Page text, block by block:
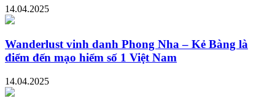
14.04.2025
Wanderlust vinh danh Phong Nha – Kẻ Bàng là
điểm đến mạo hiểm số 1 Việt Nam
14.04.2025